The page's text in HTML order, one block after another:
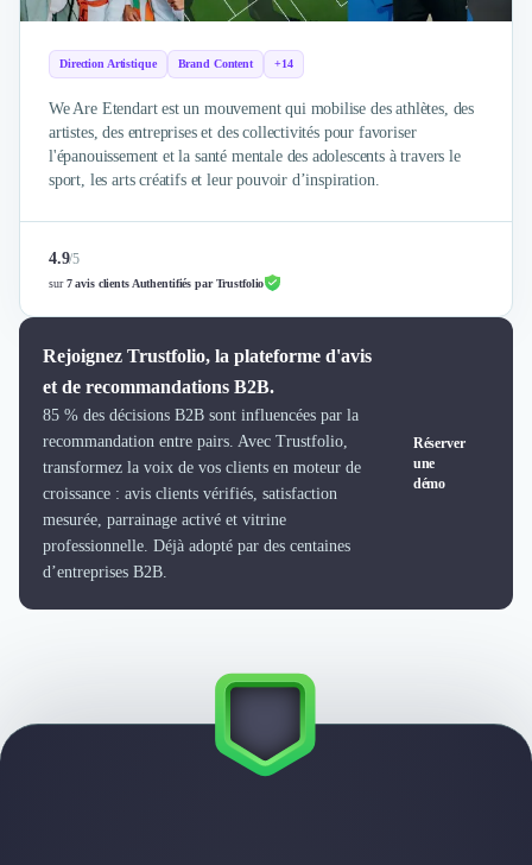
Communication
Veille commerciale
Photographie
Présentations PowerPoint
SMS Marketing
Email Marketing
Data Marketing
Logiciel Commercial
Assurance
Subventions & Aides
Levée de fonds
Droit des Affaires
Externalisation Administrative
Direction Financière Externalisée (DAF)
Transactions Services
Banque
Direction Artistique Brand Content +14
We Are Etendart est un mouvement qui mobilise des athlètes, des
artistes, des entreprises et des collectivités pour favoriser
l'épanouissement et la santé mentale des adolescents à travers le
sport, les arts créatifs et leur pouvoir d’inspiration.
4.9/5
sur7 avis clients Authentifiés par Trustfolio
Rejoignez Trustfolio, la plateforme d'avis
et de recommandations B2B.
85 % des décisions B2B sont influencées par la
recommandation entre pairs. Avec Trustfolio,
transformez la voix de vos clients en moteur de
croissance : avis clients vérifiés, satisfaction
mesurée, parrainage activé et vitrine
professionnelle. Déjà adopté par des centaines
d’entreprises B2B.
Réserver
une
démo